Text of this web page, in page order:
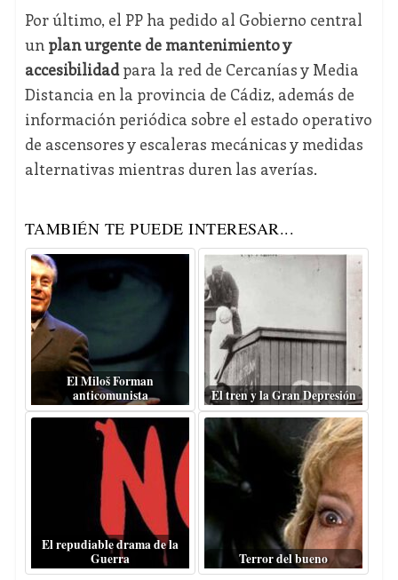
Por último, el PP ha pedido al Gobierno central
un plan urgente de mantenimiento y
accesibilidadpara la red de Cercanías y Media
Distancia en la provincia de Cádiz, además de
información periódica sobre el estado operativo
de ascensores y escaleras mecánicas y medidas
alternativas mientras duren las averías.
TAMBIÉN TE PUEDE INTERESAR...
El Miloš Forman
anticomunista
El tren y la Gran Depresión
El repudiable drama de la
Guerra
Terror del bueno